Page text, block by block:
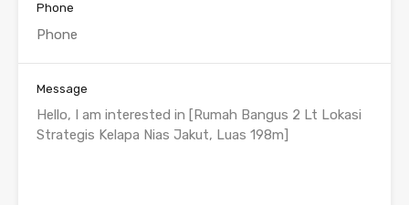
Phone
Message